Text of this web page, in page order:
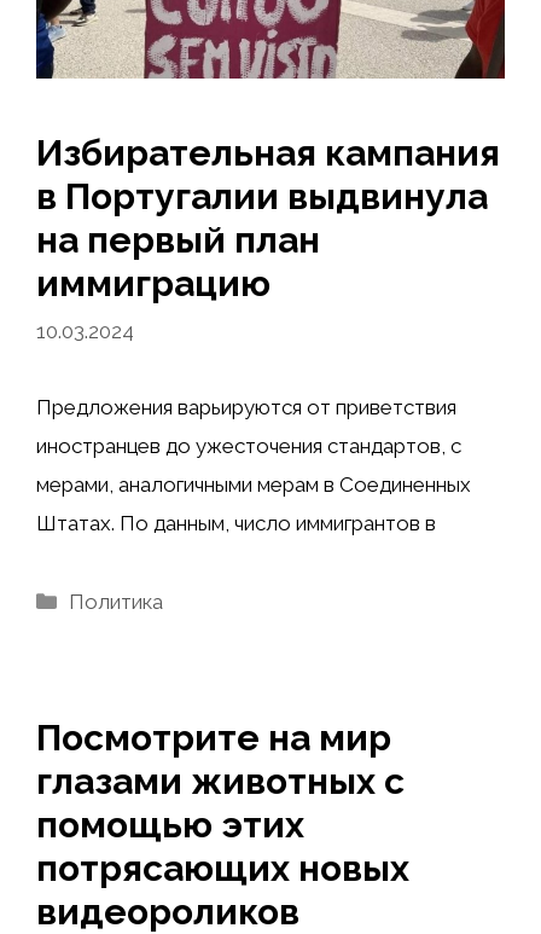
Избирательная кампания
в Португалии выдвинула
на первый план
иммиграцию
10.03.2024
Предложения варьируются от приветствия
иностранцев до ужесточения стандартов, с
мерами, аналогичными мерам в Соединенных
Штатах. По данным, число иммигрантов в
Рубрики
Политика
Посмотрите на мир
глазами животных с
помощью этих
потрясающих новых
видеороликов